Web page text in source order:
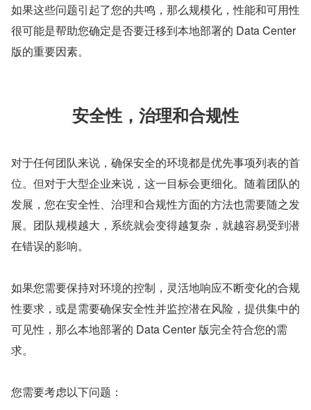
如果这些问题引起了您的共鸣，那么规模化，性能和可用性
很可能是帮助您确定是否要迁移到本地部署的 Data Center
版的重要因素。
安全性，治理和合规性
对于任何团队来说，确保安全的环境都是优先事项列表的首
位。但对于大型企业来说，这一目标会更细化。随着团队的
发展，您在安全性、治理和合规性方面的方法也需要随之发
展。团队规模越大，系统就会变得越复杂，就越容易受到潜
在错误的影响。
如果您需要保持对环境的控制，灵活地响应不断变化的合规
性要求，或是需要确保安全性并监控潜在风险，提供集中的
可见性，那么本地部署的 Data Center 版完全符合您的需
求。
您需要考虑以下问题：